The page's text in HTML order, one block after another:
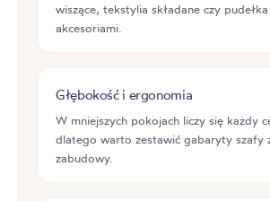
wiszące, tekstylia składane czy
akcesoriami.
Głębokość i ergonomia
W mniejszych pokojach liczy się każdy
dlatego warto zestawić gabaryty szafy
zabudowy.